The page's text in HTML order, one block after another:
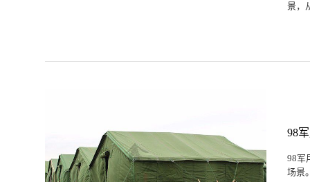
景，
98
98军
场景